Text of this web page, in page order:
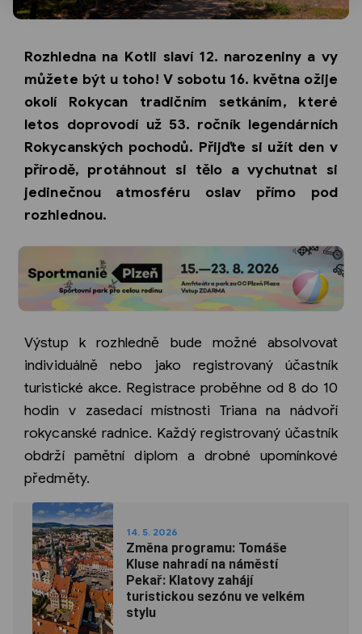
Rozhledna na Kotli slaví 12. narozeniny a vy
můžete být u toho! V sobotu 16. května ožije
okolí Rokycan tradičním setkáním, které
letos doprovodí už 53. ročník legendárních
Rokycanských pochodů. Přijďte si užít den v
přírodě, protáhnout si tělo a vychutnat si
jedinečnou atmosféru oslav přímo pod
rozhlednou.
Výstup k rozhledně bude možné absolvovat
individuálně nebo jako registrovaný účastník
turistické akce. Registrace proběhne od 8 do 10
hodin v zasedací místnosti Triana na nádvoří
rokycanské radnice. Každý registrovaný účastník
obdrží pamětní diplom a drobné upomínkové
předměty.
14. 5. 2026
Změna programu: Tomáše
Kluse nahradí na náměstí
Pekař: Klatovy zahájí
turistickou sezónu ve velkém
stylu